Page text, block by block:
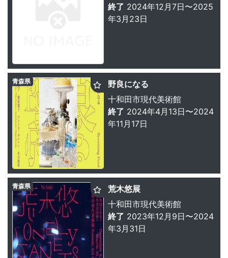
終了 2024年12月7日〜2025
年3月23日
野良になる
十和田市現代美術館
終了 2024年4月13日〜2024
年11月17日
青森県
荒木悠展
十和田市現代美術館
終了 2023年12月9日〜2024
年3月31日
青森県